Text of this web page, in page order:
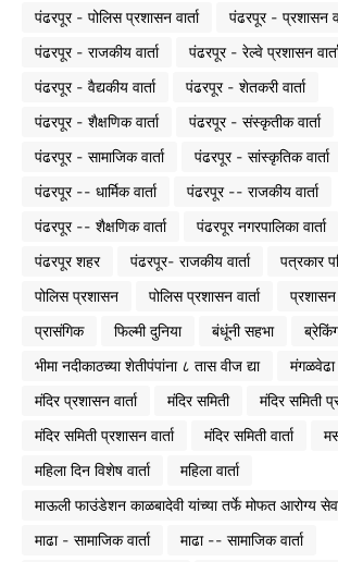
पंढरपूर - पोलिस प्रशासन वार्ता
पंढरपूर - प्रशासन
पंढरपूर - राजकीय वार्ता
पंढरपूर - रेल्वे प्रशासन
पंढरपूर - वैद्यकीय वार्ता
पंढरपूर - शेतकरी वार्ता
पंढरपूर - शैक्षणिक वार्ता
पंढरपूर - संस्कृतीक वार्ता
पंढरपूर - सामाजिक वार्ता
पंढरपूर - सांस्कृतिक वार्ता
पंढरपूर -- धार्मिक वार्ता
पंढरपूर -- राजकीय वार्ता
पंढरपूर -- शैक्षणिक वार्ता
पंढरपूर नगरपालिका वार्ता
पंढरपूर शहर
पंढरपूर- राजकीय वार्ता
पत्रकार
पोलिस प्रशासन
पोलिस प्रशासन वार्ता प्रशासन
प्रासंगिक
फिल्मी दुनिया बंधूंनी सहभा
ब्रेकिंग
भीमा नदीकाठच्या शेतीपंपांना ८ तास वीज द्या
मंगळवेढा
मंदिर प्रशासन वार्ता
मंदिर समिती
मंदिर समिती
मंदिर समिती प्रशासन वार्ता
मंदिर समिती वार्ता
महिला दिन विशेष वार्ता
महिला वार्ता
माऊली फाउंडेशन काळबादेवी यांच्या तर्फे मोफत आरोग्य
माढा - सामाजिक वार्ता
माढा -- सामाजिक वार्ता